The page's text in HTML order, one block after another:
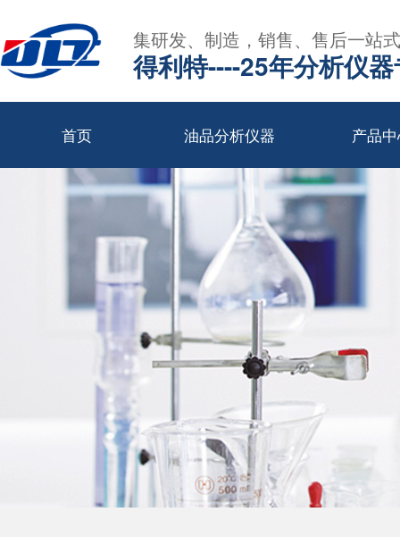
集研发、制造，销售、售后一站
得利特----25年分析仪
首页 油品分析仪器 产品